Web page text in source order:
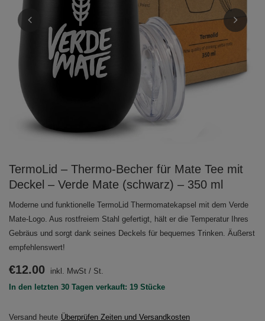
TermoLid – Thermo‑Becher für Mate Tee mit
Deckel – Verde Mate (schwarz) – 350 ml
Moderne und funktionelle TermoLid Thermomatekapsel mit dem Verde
Mate-Logo. Aus rostfreiem Stahl gefertigt, hält er die Temperatur Ihres
Gebräus und sorgt dank seines Deckels für bequemes Trinken. Äußerst
empfehlenswert!
Versand heute Überprüfen Zeiten und Versandkosten
€12.00 inkl. MwSt / St.
In den letzten 30 Tagen verkauft: 19 Stücke